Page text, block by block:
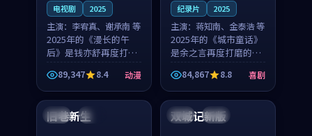
电视剧 2025
主演： 李宥真、谢承南 等
2025年的《漫长的午
后》是钱亦舒再度打磨
的动漫佳作。中国大陆
的取景与海岛日常的氛
围相互成就，李宥真与
谢承南的对手戏自然克
制，让整部影片在悬念
89,347 8.4 动漫
纪录片 2025
主演： 蒋知南、金泰浩 等
2025年的《城市童话》
是余之言再度打磨的喜
剧佳作。美国的取景与
历史战争的氛围相互成
就，蒋知南与金泰浩的
对手戏自然克制，让整
部影片在悬念与温度
84,867 8.8 喜剧
英国 完结
旧巷新生 中国 独播
双城记新版